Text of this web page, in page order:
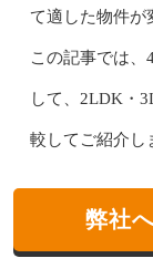
て適した物件が
この記事では、
して、2LDK・
較してご紹介し
弊社